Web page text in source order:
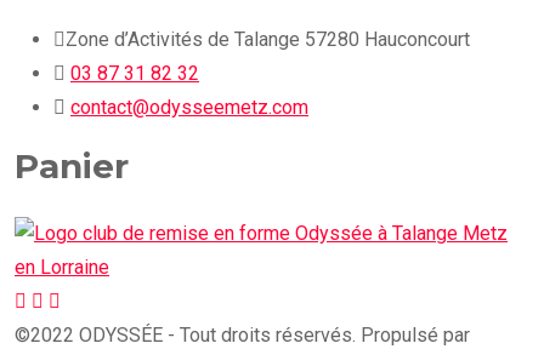
Zone d’Activités de Talange 57280 Hauconcourt
03 87 31 82 32
contact@odysseemetz.com
Panier
©2022 ODYSSÉE - Tout droits réservés. Propulsé par